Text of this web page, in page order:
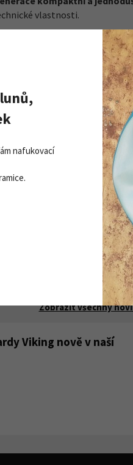
vlastnosti.
stisknutím tlačítka
se nošení
Zobrazit všechny
Viking nově v naší
nafukovací